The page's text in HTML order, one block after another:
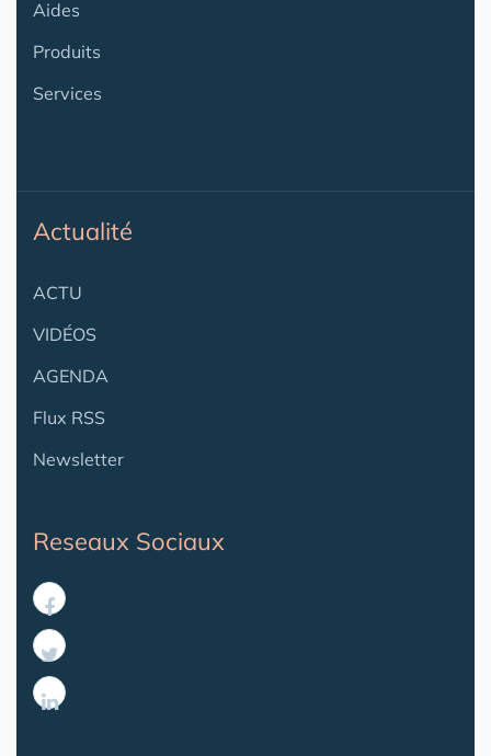
Aides
Produits
Services
Actualité
ACTU
VIDÉOS
AGENDA
Flux RSS
Newsletter
Reseaux Sociaux